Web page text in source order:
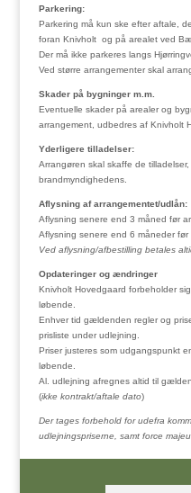
Parkering:
Parkering må kun ske efter aftale,
foran Knivholt og på arealet ved
Der må ikke parkeres langs
Ved større arrangementer skal
Skader på bygninger m.m.
Eventuelle skader på arealer og
arrangement, udbedres af Knivholt
Yderligere tilladelser:
Arrangøren skal skaffe de
brandmyndighedens.
Aflysning af arrangementet/udlån:
Aflysning senere end 3 måned før
Aflysning senere end 6 måneder
Ved aflysning/afbestilling betales
Opdateringer og ændringer
Knivholt Hovedgaard forbeholder
løbende.
Enhver tid gældenden regler og
prisliste under udlejning.
Priser justeres som udgangspunkt
løbende.
Al. udlejning afregnes altid til
(ikke kontrakt/aftale dato)
Der tages forbehold for udefra
udlejningspriserne, samt force